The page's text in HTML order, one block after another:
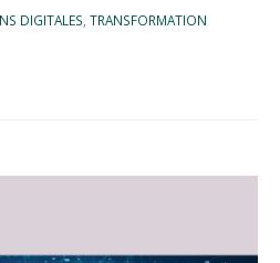
DIGITALES TRANSFORMATION